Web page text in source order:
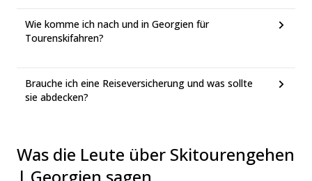
Wie komme ich nach und in Georgien für
Tourenskifahren?
Brauche ich eine Reiseversicherung und was sollte
sie abdecken?
Was die Leute über Skitourengehen